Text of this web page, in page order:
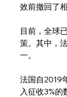
效前撤回了
目前，全球
策。其中，
一。
法国自2019
入征收3%的